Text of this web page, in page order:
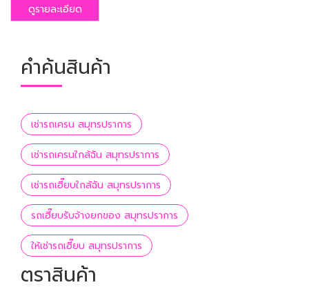
ดูรายละเอียด
คำค้นสินค้า
เช่ารถเครน สมุทรปราการ
เช่ารถเครนใกล้ฉัน สมุทรปราการ
เช่ารถเฮี๊ยบใกล้ฉัน สมุทรปราการ
รถเฮี๊ยบรับจ้างยกของ สมุทรปราการ
ให้เช่ารถเฮี๊ยบ สมุทรปราการ
ตราสินค้า